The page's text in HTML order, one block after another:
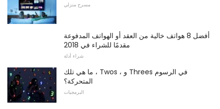
مسرح منزلي
أفضل 8 هواتف خالية من العقد أو الهواتف المدفوعة
مقدمًا للشراء في 2018
شراء أدلة
ما هي تلك ، Twos ، و Threes في الرسوم
المتحركة؟
البرمجيات